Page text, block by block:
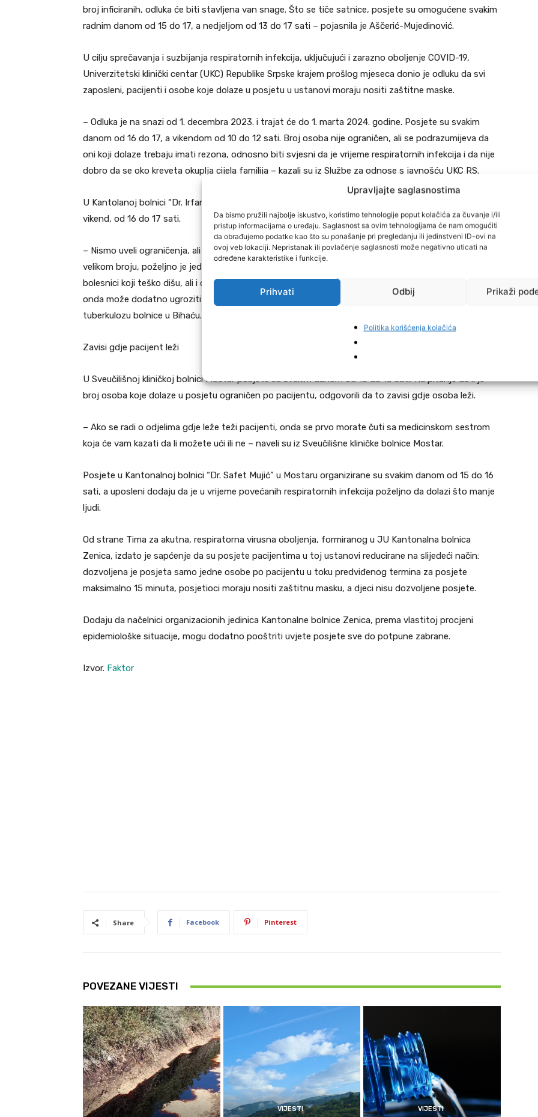
Upravljajte saglasnostima
Da bismo pružili najbolje iskustvo, koristimo tehnologije poput kolačića za čuvanje i/ili
pristup informacijama o uređaju. Saglasnost sa ovim tehnologijama će nam omogućiti
da obrađujemo podatke kao što su ponašanje pri pregledanju ili jedinstveni ID-ovi na
ovoj veb lokaciji. Nepristanak ili povlačenje saglasnosti može negativno uticati na
određene karakteristike i funkcije.
Prihvati Odbij Prikaži
Politika korišćenja kolačića
broj inficiranih, odluka će biti stavljena van snage. Što se tiče satnice, posjete su omogućene svakim
radnim danom od 15 do 17, a nedjeljom od 13 do 17 sati – pojasnila je Aščerić-Mujedinović.
U cilju sprečavanja i suzbijanja respiratornih infekcija, uključujući i zarazno oboljenje COVID-19,
Univerzitetski klinički centar (UKC) Republike Srpske krajem prošlog mjeseca donio je odluku da svi
zaposleni, pacijenti i osobe koje dolaze u posjetu u ustanovi moraju nositi zaštitne maske.
– Odluka je na snazi od 1. decembra 2023. i trajat će do 1. marta 2024. godine. Posjete su svakim
danom od 16 do 17, a vikendom od 10 do 12 sati. Broj osoba nije ograničen, ali se podrazumijeva da
oni koji dolaze trebaju imati rezona, odnosno biti svjesni da je vrijeme respiratornih infekcija i da nije
dobro da se oko kreveta okuplja cijela familija – kazali su iz Službe za odnose s javnošću UKC RS.
U Kantolanoj bolnici “Dr. Irfan Ljubijankić” u Bihaću posjete su dozvoljene svakim danom, uključujući i
vikend, od 16 do 17 sati.
– Nismo uveli ograničenja, ali preporučujemo građanima da, zbog prehlade i COVID-19, ne dolaze u
velikom broju, poželjno je jedno ili dvoje najviše svakom pacijentu. Na našem odjelu smješteni su
bolesnici koji teško dišu, ali i oni koji imaju tuberkulozu, a s vana uvijek neko nešto može unijeti što
onda može dodatno ugroziti zdravlje pacijenata – pojasnili su sa Odjela za plućne bolesti i
tuberkulozu bolnice u Bihaću.
Zavisi gdje pacijent leži
U Sveučilišnoj kliničkoj bolnici Mostar posjete su svakim danom od 13 do 15 sati. Na pitanje da li je
broj osoba koje dolaze u posjetu ograničen po pacijentu, odgovorili da to zavisi gdje osoba leži.
– Ako se radi o odjelima gdje leže teži pacijenti, onda se prvo morate čuti sa medicinskom sestrom
koja će vam kazati da li možete ući ili ne – naveli su iz Sveučilišne kliničke bolnice Mostar.
Posjete u Kantonalnoj bolnici “Dr. Safet Mujić” u Mostaru organizirane su svakim danom od 15 do 16
sati, a uposleni dodaju da je u vrijeme povećanih respiratornih infekcija poželjno da dolazi što manje
ljudi.
Od strane Tima za akutna, respiratorna virusna oboljenja, formiranog u JU Kantonalna bolnica
Zenica, izdato je sapćenje da su posjete pacijentima u toj ustanovi reducirane na slijedeći način:
dozvoljena je posjeta samo jedne osobe po pacijentu u toku predviđenog termina za posjete
maksimalno 15 minuta, posjetioci moraju nositi zaštitnu masku, a djeci nisu dozvoljene posjete.
Dodaju da načelnici organizacionih jedinica Kantonalne bolnice Zenica, prema vlastitoj procjeni
epidemiološke situacije, mogu dodatno pooštriti uvjete posjete sve do potpune zabrane.
Izvor. Faktor
Share Facebook Pinterest
POVEZANE VIJESTI
VIJESTI VIJESTI